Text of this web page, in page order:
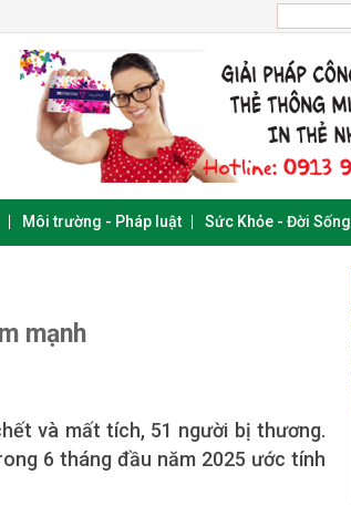
Môi trường - Pháp luật Sức Khỏe - Đời Sống
mạnh
và mất tích, 51 người bị thương.
6 tháng đầu năm 2025 ước tính